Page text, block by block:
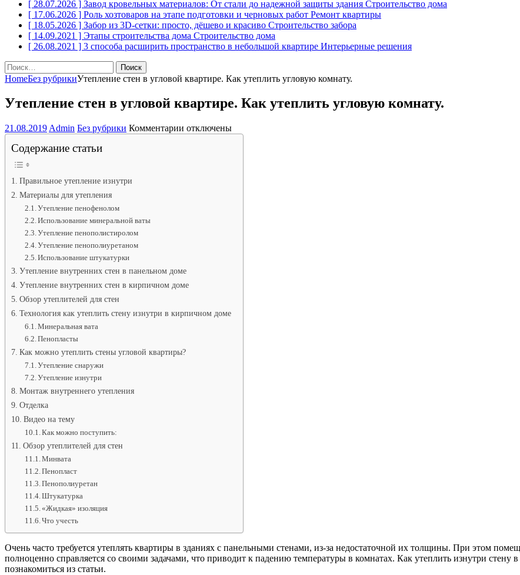
[ 28.07.2026 ] Завод кровельных материалов: От стали до надежной защиты здания Строительство дома
[ 17.06.2026 ] Роль хозтоваров на этапе подготовки и черновых работ Ремонт квартиры
[ 18.05.2026 ] Забор из 3D-сетки: просто, дёшево и красиво Строительство забора
[ 14.09.2021 ] Этапы строительства дома Строительство дома
[ 26.08.2021 ] 3 способа расширить пространство в небольшой квартире Интерьерные решения
Найти:
HomeБез рубрикиУтепление стен в угловой квартире. Как утеплить угловую комнату.
Утепление стен в угловой квартире. Как утеплить угловую комнату.
21.08.2019 Admin Без рубрики Комментарии котключены
Содержание статьи
Правильное утепление изнутри
Материалы для утепления
Утепление пенофенолом
Использование минеральной ваты
Утепление пенополистиролом
Утепление пенополиуретаном
Использование штукатурки
Утепление внутренних стен в панельном доме
Утепление внутренних стен в кирпичном доме
Обзор утеплителей для стен
Технология как утеплить стену изнутри в кирпичном доме
Минеральная вата
Пенопласты
Как можно утеплить стены угловой квартиры?
Утепление снаружи
Утепление изнутри
Монтаж внутреннего утепления
Отделка
Видео на тему
Как можно поступить:
Обзор утеплителей для стен
Минвата
Пенопласт
Пенополиуретан
Штукатурка
«Жидкая» изоляция
Что учесть
Очень часто требуется утеплять квартиры в зданиях с панельными стенами, из-за недостаточной их толщины. При этом
полноценно справляется со своими задачами, что приводит к падению температуры в комнатах. Как утеплить изнутри стену
познакомиться из статьи.